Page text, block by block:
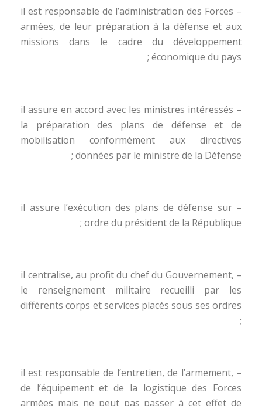
– il est responsable de l’administration des Forces
armées, de leur préparation à la défense et aux
missions dans le cadre du développement
économique du pays ;
– il assure en accord avec les ministres intéressés
la préparation des plans de défense et de
mobilisation conformément aux directives
données par le ministre de la Défense ;
– il assure l’exécution des plans de défense sur
ordre du président de la République ;
– il centralise, au profit du chef du Gouvernement,
le renseignement militaire recueilli par les
différents corps et services placés sous ses ordres
;
– il est responsable de l’entretien, de l’armement,
de l’équipement et de la logistique des Forces
armées mais ne peut pas passer à cet effet de